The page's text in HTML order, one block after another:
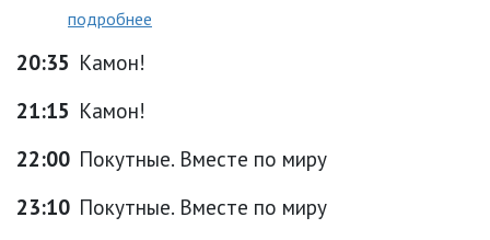
подробнее
20:35 Камон!
21:15 Камон!
22:00 Покутные. Вместе по миру
23:10 Покутные. Вместе по миру